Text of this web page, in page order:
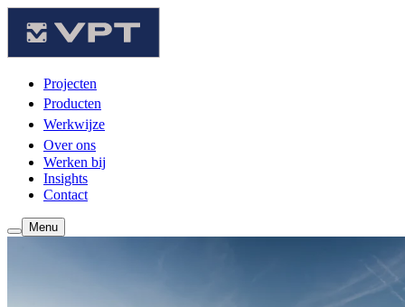
Projecten
Producten
Werkwijze
Over ons
Werken bij
Insights
Contact
Menu